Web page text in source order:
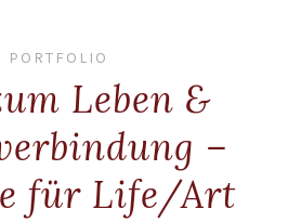
PORTFOLIO
Leben &
–
für Life/Art